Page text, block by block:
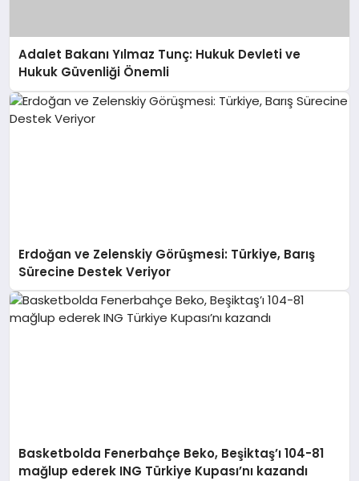
Adalet Bakanı Yılmaz Tunç: Hukuk Devleti ve
Hukuk Güvenliği Önemli
Erdoğan ve Zelenskiy Görüşmesi: Türkiye, Barış
Sürecine Destek Veriyor
Basketbolda Fenerbahçe Beko, Beşiktaş’ı 104-81
mağlup ederek ING Türkiye Kupası’nı kazandı